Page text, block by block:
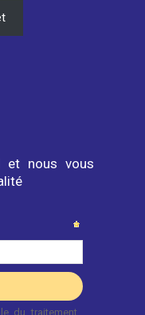
et nous vous